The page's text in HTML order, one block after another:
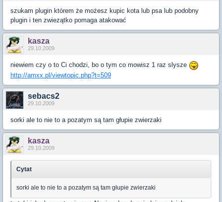
szukam plugin którem że możesz kupic kota lub psa lub podobny
plugin i ten zwiezątko pomaga atakować
kasza
29.10.2009
niewiem czy o to Ci chodzi, bo o tym co mowisz 1 raz slysze
http://amxx.pl/viewtopic.php?t=509
sebacs2
29.10.2009
sorki ale to nie to a pozatym są tam głupie zwierzaki
kasza
29.10.2009
Cytat
sorki ale to nie to a pozatym są tam głupie zwierzaki